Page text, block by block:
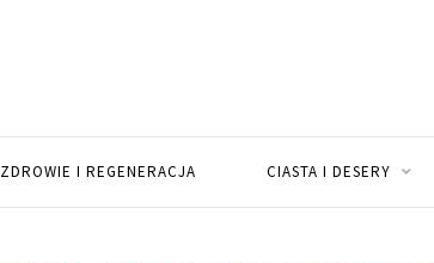
ZDROWIE I REGENERACJA CIASTA I DESERY